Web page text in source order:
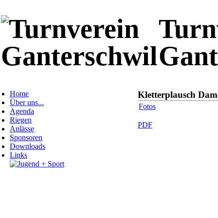
Home
Über uns...
Agenda
Riegen
Anlässe
Sponsoren
Downloads
Links
Kletterplausch
Fotos
PDF